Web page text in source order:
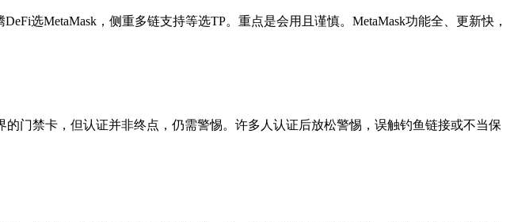
选MetaMask，侧重多链支持等选TP。重点是会用且谨慎。MetaMask功能全、更新快，
的门禁卡，但认证并非终点，仍需警惕。许多人认证后放松警惕，误触钓鱼链接或不当保